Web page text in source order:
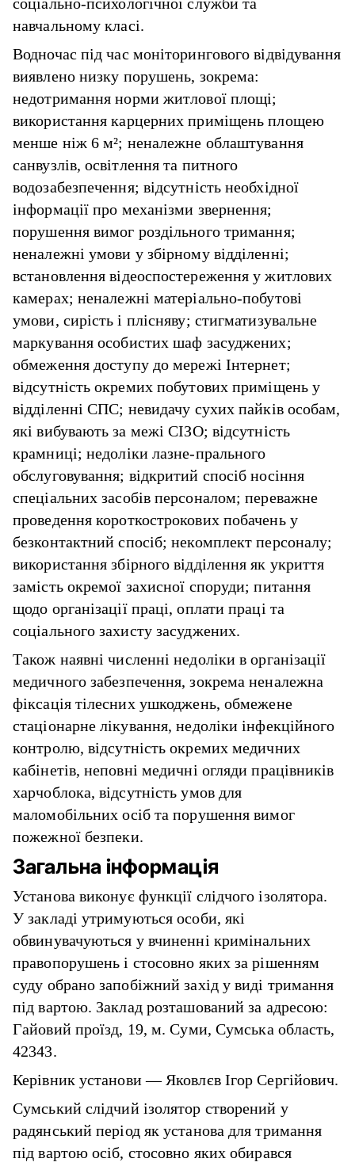
навчальному класі.
Водночас під час моніторингового відвідування
виявлено низку порушень, зокрема:
недотримання норми житлової площі;
використання карцерних приміщень площею
менше ніж 6 м²; неналежне облаштування
санвузлів, освітлення та питного
водозабезпечення; відсутність необхідної
інформації про механізми звернення;
порушення вимог роздільного тримання;
неналежні умови у збірному відділенні;
встановлення відеоспостереження у житлових
камерах; неналежні матеріально-побутові
умови, сирість і плісняву; стигматизувальне
маркування особистих шаф засуджених;
обмеження доступу до мережі Інтернет;
відсутність окремих побутових приміщень у
відділенні СПС; невидачу сухих пайків особам,
які вибувають за межі СІЗО; відсутність
крамниці; недоліки лазне-прального
обслуговування; відкритий спосіб носіння
спеціальних засобів персоналом; переважне
проведення короткострокових побачень у
безконтактний спосіб; некомплект персоналу;
використання збірного відділення як укриття
замість окремої захисної споруди; питання
щодо організації праці, оплати праці та
соціального захисту засуджених.
Також наявні численні недоліки в організації
медичного забезпечення, зокрема неналежна
фіксація тілесних ушкоджень, обмежене
стаціонарне лікування, недоліки інфекційного
контролю, відсутність окремих медичних
кабінетів, неповні медичні огляди працівників
харчоблока, відсутність умов для
маломобільних осіб та порушення вимог
пожежної безпеки.
Загальна інформація
Установа виконує функції слідчого ізолятора.
У закладі утримуються особи, які
обвинувачуються у вчиненні кримінальних
правопорушень і стосовно яких за рішенням
суду обрано запобіжний захід у виді тримання
під вартою. Заклад розташований за адресою:
Гайовий проїзд, 19, м. Суми, Сумська область,
42343.
Керівник установи — Яковлєв Ігор Сергійович.
Сумський слідчий ізолятор створений у
радянський період як установа для тримання
під вартою осіб, стосовно яких обирався